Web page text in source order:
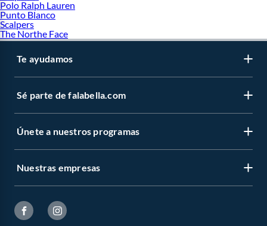
Polo Ralph Lauren
Punto Blanco
Scalpers
The Northe Face
Te ayudamos
Sé parte de falabella.com
Únete a nuestros programas
Nuestras empresas